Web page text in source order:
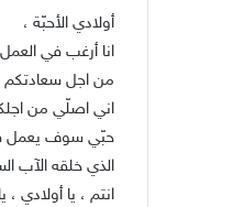
أولادي الأحبّة ،
انا أرغب في
من اجل سعادتكم
اني اصلّي من
حبّي سوف يعمل
الذي خلقه الآب
انتم ، يا أولادي